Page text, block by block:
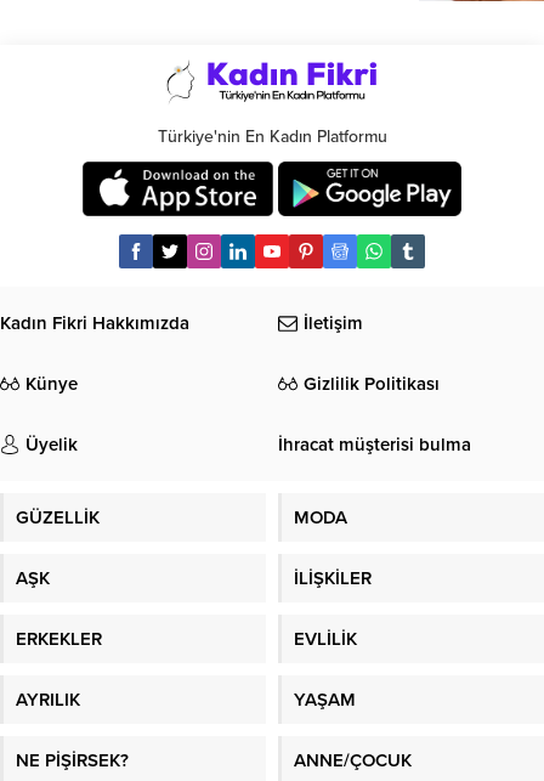
Türkiye'nin En Kadın Platformu
Kadın Fikri Hakkımızda İletişim
Künye Gizlilik Politikası
Üyelik İhracat müşterisi bulma
GÜZELLİK MODA
AŞK İLİŞKİLER
ERKEKLER EVLİLİK
AYRILIK YAŞAM
NE PİŞİRSEK? ANNE/ÇOCUK